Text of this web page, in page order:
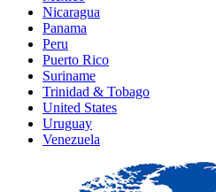
Nicaragua
Panama
Peru
Puerto Rico
Suriname
Trinidad & Tobago
United States
Uruguay
Venezuela